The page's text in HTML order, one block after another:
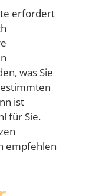
erfordert
was Sie
ist
für Sie.
empfehlen